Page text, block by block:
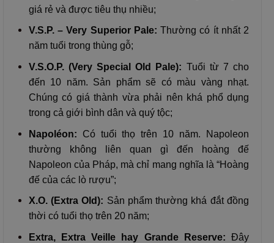
giá rẻ và được tiêu thụ nhiều;
V.S.P. – Very Superior Pale: Thường có ít nhất 2
năm tuổi trong thùng gỗ;
V.S.O.P. (Very Special Old Pale): Tuổi từ 7 cho
đến 10 năm. Sản phẩm sẽ có màu vàng nhạt.
Chúng có giá thành vừa phải nên khá phổ dụng
trong cả giới bình dân và quý tộc;
Napoléon: Có tuổi thọ trên 10 năm. Napoleon
thường không liên quan gì đến hoàng đế
Napoleon của Pháp, mà chỉ mang nghĩa là “Hoàng
đế của các lò rượu”;
X.O. (Extra Old): Sản phẩm thường khá đắt đồng
thời có tuổi thọ trên 20 năm;
Extra, Extra Veille hay Grande Reserve: Đây